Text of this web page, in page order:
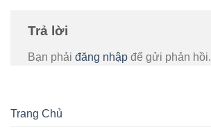
Trả lời
Bạn phải đăng nhập để gửi phản hồi.
Trang Chủ